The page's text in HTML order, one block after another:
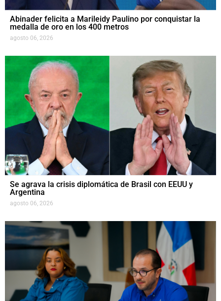
Abinader felicita a Marileidy Paulino por conquistar la
medalla de oro en los 400 metros
agosto 06, 2026
Se agrava la crisis diplomática de Brasil con EEUU y
Argentina
agosto 06, 2026